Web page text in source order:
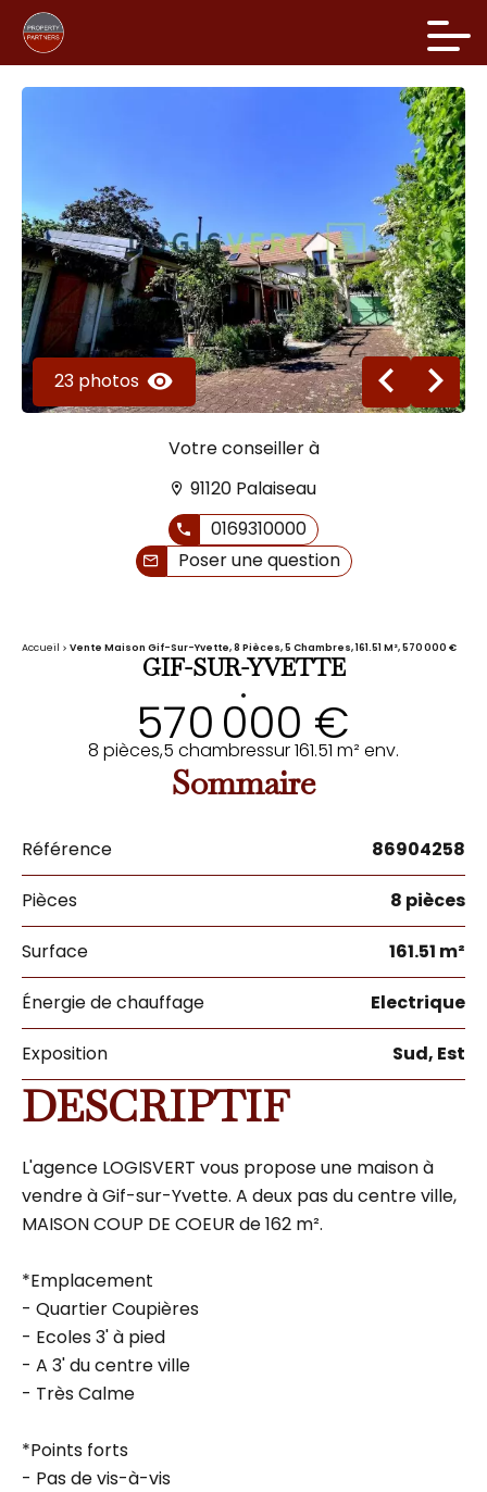
23 photos
Votre conseiller à
91120 Palaiseau
0169310000
Poser une question
Accueil Vente Maison Gif-Sur-Yvette, 8 Pièces, 5 Chambres, 161.51 M², 570 000 €
GIF-SUR-YVETTE
•
570 000 €
8 pièces,5 chambressur 161.51 m² env.
Sommaire
Référence 86904258
Pièces 8 pièces
Surface 161.51 m²
Énergie de chauffage Electrique
Exposition Sud, Est
DESCRIPTIF
L'agence LOGISVERT vous propose une maison à
vendre à Gif-sur-Yvette. A deux pas du centre ville,
MAISON COUP DE COEUR de 162 m².
*Emplacement
- Quartier Coupières
- Ecoles 3' à pied
- A 3' du centre ville
- Très Calme
*Points forts
- Pas de vis-à-vis